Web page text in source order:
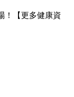
！【更多健康資